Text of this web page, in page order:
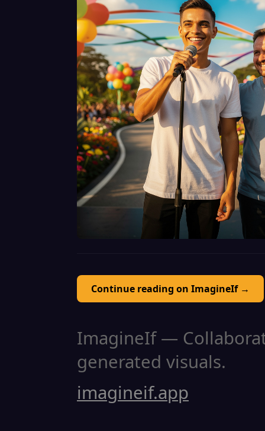
Continue reading on ImagineIf →
ImagineIf —
generated visuals.
imagineif.app